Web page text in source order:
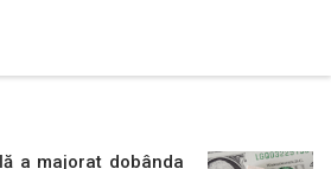
a majorat dobânda